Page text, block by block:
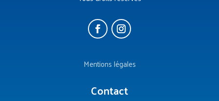
Mentions légales
Contact